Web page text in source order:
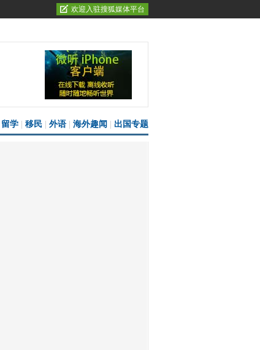
欢迎入驻搜狐媒体平台
留学 移民 外语| 海外趣闻 出国专题